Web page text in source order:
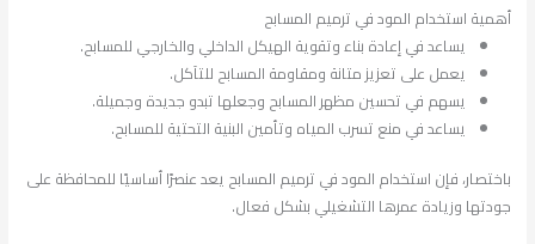
أهمية استخدام المود في ترميم المسابح
يساعد في إعادة بناء وتقوية الهيكل الداخلي والخارجي للمسابح.
يعمل على تعزيز متانة ومقاومة المسابح للتآكل.
يسهم في تحسين مظهر المسابح وجعلها تبدو جديدة وجميلة.
يساعد في منع تسرب المياه وتأمين البنية التحتية للمسابح.
باختصار، فإن استخدام المود في ترميم المسابح يعد عنصرًا أساسيًا للمحافظة على
جودتها وزيادة عمرها التشغيلي بشكل فعال.